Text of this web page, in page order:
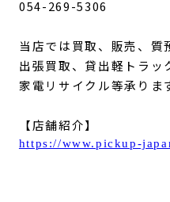
054-269-5306
当店では買取、販売、質
出張買取、貸出軽トラッ
家電リサイクル等承りま
【店舗紹介】
https://www.pickup-